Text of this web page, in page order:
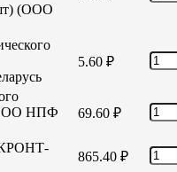
(ООО
5.60 ₽
НПФ
69.60 ₽
865.40 ₽